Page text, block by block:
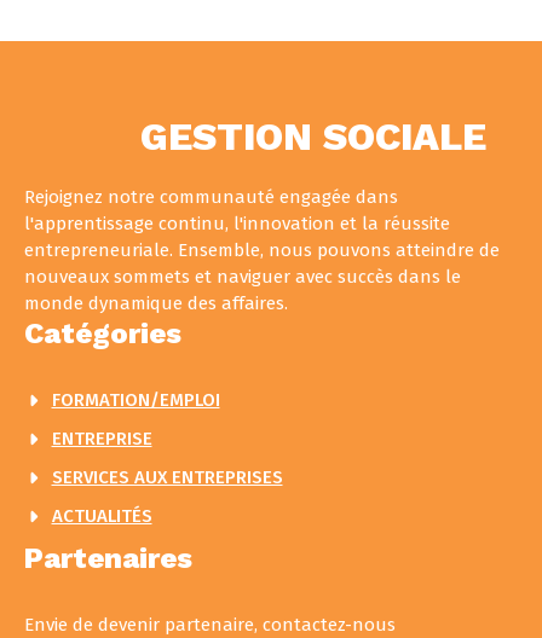
GESTION SOCIALE
Rejoignez notre communauté engagée dans
l'apprentissage continu, l'innovation et la réussite
entrepreneuriale. Ensemble, nous pouvons atteindre de
nouveaux sommets et naviguer avec succès dans le
monde dynamique des affaires.
Catégories
FORMATION/EMPLOI
ENTREPRISE
SERVICES AUX ENTREPRISES
ACTUALITÉS
Partenaires
Envie de devenir partenaire, contactez-nous